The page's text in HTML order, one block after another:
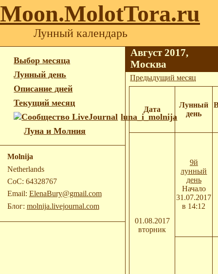
Moon.MolotTora.ru
Лунный календарь
Выбор месяца
Лунный день
Описание дней
Текущий месяц
luna_i_molnija
Луна и Молния
Molnija
Netherlands
CoC: 64328767
Email: ElenaBury@gmail.com
Блог: molnija.livejournal.com
Август 2017,
Москва
Предыдущий месяц
Дата
Лунный
день
01.08.2017
вторник
9й
лунный
день
Начало
31.07.2017
в 14:12